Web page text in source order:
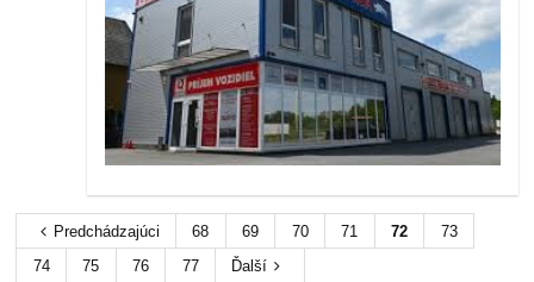
Predchádzajúci 68 69 70 71 72
73
74
75 76 77 Ďalší